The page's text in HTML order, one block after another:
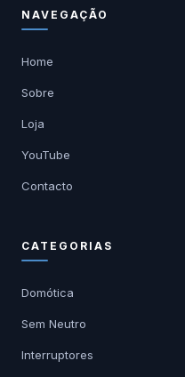
NAVEGAÇÃO
Home
Sobre
Loja
YouTube
Contacto
CATEGORIAS
Domótica
Sem Neutro
Interruptores